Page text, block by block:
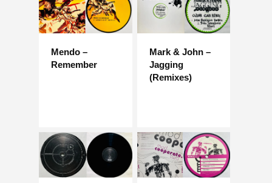
Mendo –
Remember
Mark & ​​John –
Jagging
(Remixes)